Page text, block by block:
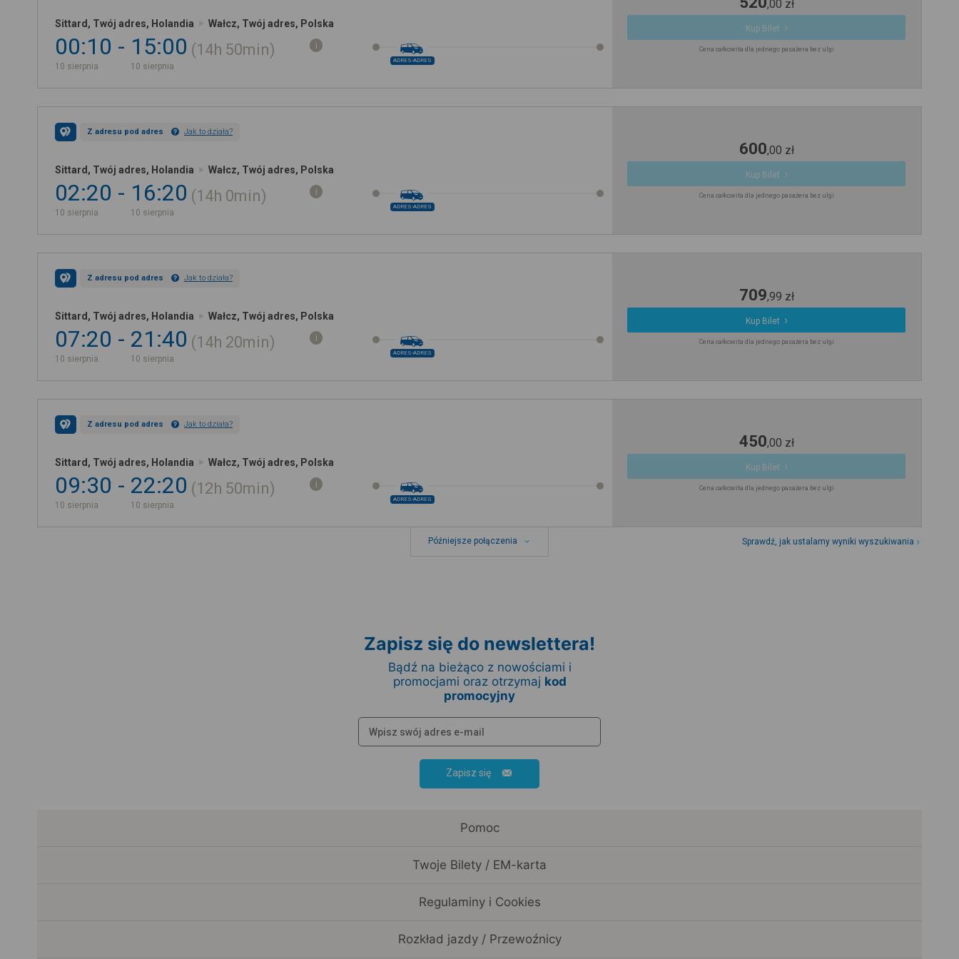
Sittard, Twój adres, Holandia Wałcz, Twój adres, Polska
00:10
10 sierpnia
15:00
10 sierpnia
14h 50min
ADRES-ADRES
,00 zł
Kup Bilet
Cena całkowita dla jednego pasażera bez ulgi
Z adresu pod adres Jak to działa?
Sittard, Twój adres, Holandia Wałcz, Twój adres, Polska
02:20
10 sierpnia
16:20
10 sierpnia
14h 0min
ADRES-ADRES
600,00 zł
Kup Bilet
Cena całkowita dla jednego pasażera bez ulgi
Z adresu pod adres Jak to działa?
Sittard, Twój adres, Holandia Wałcz, Twój adres, Polska
07:20
10 sierpnia
21:40
10 sierpnia
14h 20min
ADRES-ADRES
709,99 zł
Kup Bilet
Cena całkowita dla jednego pasażera bez ulgi
Z adresu pod adres Jak to działa?
Sittard, Twój adres, Holandia Wałcz, Twój adres, Polska
09:30
10 sierpnia
22:20
10 sierpnia
12h 50min
ADRES-ADRES
450,00 zł
Kup Bilet
Cena całkowita dla jednego pasażera bez ulgi
Późniejsze połączenia Sprawdź, jak ustalamy wyniki wyszukiwania
Zapisz się do newslettera!
Bądź na bieżąco z nowościami i
promocjami oraz otrzymaj kod
promocyjny
Zapisz się
Pomoc
Twoje Bilety / EM-karta
Regulaminy i Cookies
Rozkład jazdy / Przewoźnicy